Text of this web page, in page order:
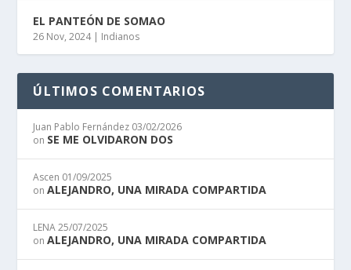
EL PANTEÓN DE SOMAO
26 Nov, 2024| Indianos
ÚLTIMOS COMENTARIOS
Juan Pablo Fernández 03/02/2026
on SE ME OLVIDARON DOS
Ascen 01/09/2025
onALEJANDRO, UNA MIRADA COMPARTIDA
LENA 25/07/2025
onALEJANDRO, UNA MIRADA COMPARTIDA